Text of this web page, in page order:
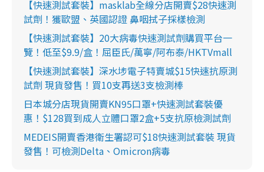
【快速測試套裝】masklab全線分店開賣$28快速測
試劑！獲歐盟、英國認證 鼻咽拭子採樣檢測
【快速測試套裝】20大病毒快速測試劑購買平台一
覽！低至$9.9/盒！屈臣氏/萬寧/阿布泰/HKTVmall
【快速測試套裝】深水埗電子特賣城$15快速抗原測
試劑 現貨發售！買10支再送3支檢測棒
日本城分店現貨開賣KN95口罩+快速測試套裝優
惠！$128買到成人立體口罩2盒+5支抗原檢測試劑
MEDEIS開賣香港衛生署認可$18快速測試套裝 現貨
發售！可檢測Delta、Omicron病毒